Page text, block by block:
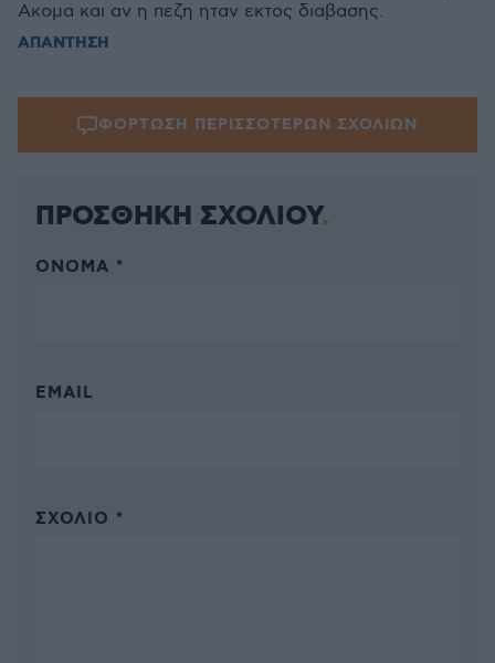
Ακομα και αν η πεζη ηταν εκτος διαβασης.
ΑΠΑΝΤΗΣΗ
ΦΟΡΤΩΣΗ ΠΕΡΙΣΣΟΤΕΡΩΝ ΣΧΟΛΙΩΝ
ΠΡΟΣΘΗΚΗ ΣΧΟΛΙΟΥ
ΌΝΟΜΑ *
EMAIL
ΣΧΌΛΙΟ *